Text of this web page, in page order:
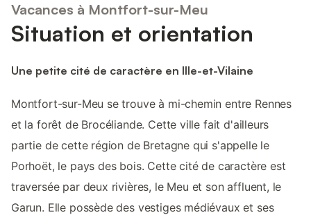
Vacances à Montfort-sur-Meu
Situation et orientation
Une petite cité de caractère en Ille-et-Vilaine
Montfort-sur-Meu se trouve à mi-chemin entre Rennes
et la forêt de Brocéliande. Cette ville fait d'ailleurs
partie de cette région de Bretagne qui s'appelle le
Porhoët, le pays des bois. Cette cité de caractère est
traversée par deux rivières, le Meu et son affluent, le
Garun. Elle possède des vestiges médiévaux et ses